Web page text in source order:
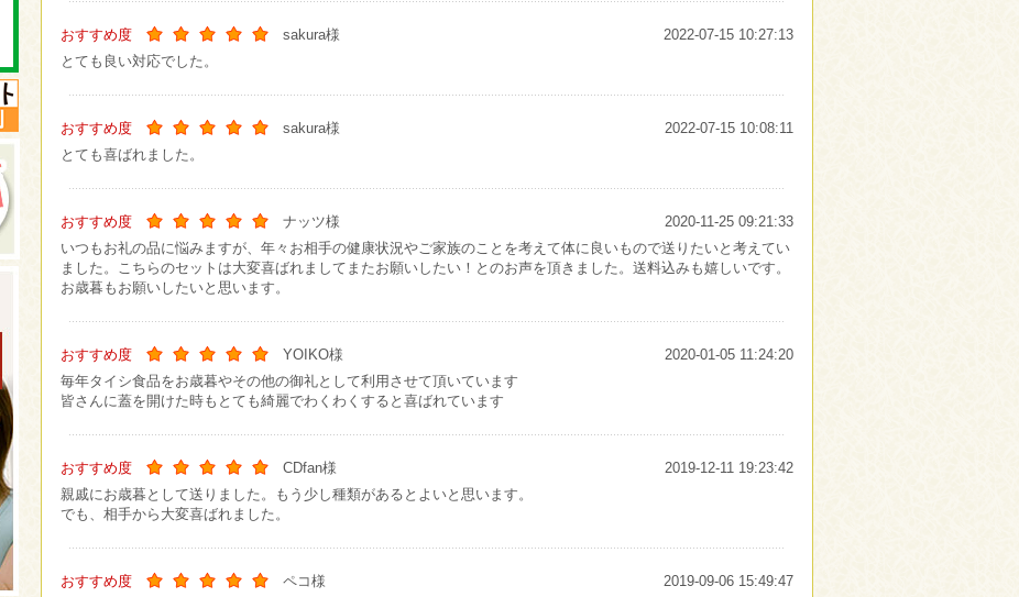
おすすめ度 sakura様
2022-07-15 10:27:13
とても良い対応でした。
おすすめ度 sakura様
2022-07-15 10:08:11
とても喜ばれました。
おすすめ度 ナッツ様
2020-11-25 09:21:33
いつもお礼の品に悩みますが、年々お相手の健康状況やご家族のことを考えて体に良いもので送りたいと考えてい
ました。こちらのセットは大変喜ばれましてまたお願いしたい！とのお声を頂きました。送料込みも嬉しいです。
お歳暮もお願いしたいと思います。
おすすめ度 YOIKO様
2020-01-05 11:24:20
毎年タイシ食品をお歳暮やその他の御礼として利用させて頂いています
皆さんに蓋を開けた時もとても綺麗でわくわくすると喜ばれています
おすすめ度 CDfan様
2019-12-11 19:23:42
親戚にお歳暮として送りました。もう少し種類があるとよいと思います。
でも、相手から大変喜ばれました。
おすすめ度 ペコ様
2019-09-06 15:49:47